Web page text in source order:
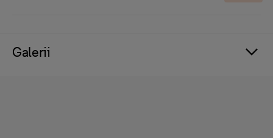
Galerii